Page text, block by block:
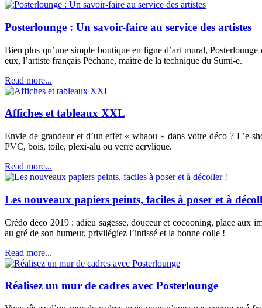
Posterlounge : Un savoir-faire au service des artistes
Bien plus qu’une simple boutique en ligne d’art mural,
eux, l’artiste français Péchane, maître de la technique du Sumi-e.
Read more...
Affiches et tableaux XXL
Envie de grandeur et d’un effet « whaou » dans votre déco ? L’e-
PVC, bois, toile, plexi-alu ou verre acrylique.
Read more...
Les nouveaux papiers peints, faciles à poser et à
Crédo déco 2019 : adieu sagesse, douceur et cocooning, place aux
au gré de son humeur, privilégiez l’intissé et la bonne colle !
Read more...
Réalisez un mur de cadres avec Posterlounge